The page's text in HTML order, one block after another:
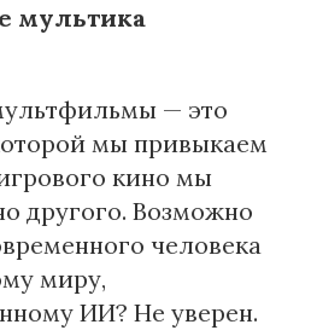
мультика
— это
мы привыкаем
кино мы
другого. Возможно
человека
миру,
ИИ? Не уверен.